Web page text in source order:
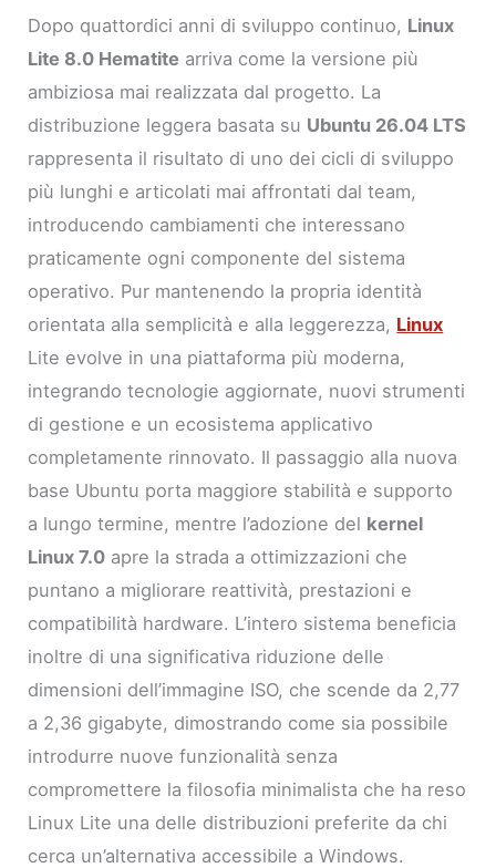
Dopo quattordici anni di sviluppo continuo, Linux
Lite 8.0 Hematite arriva come la versione più
ambiziosa mai realizzata dal progetto. La
distribuzione leggera basata su Ubuntu 26.04 LTS
rappresenta il risultato di uno dei cicli di sviluppo
più lunghi e articolati mai affrontati dal team,
introducendo cambiamenti che interessano
praticamente ogni componente del sistema
operativo. Pur mantenendo la propria identità
orientata alla semplicità e alla leggerezza, Linux
Lite evolve in una piattaforma più moderna,
integrando tecnologie aggiornate, nuovi strumenti
di gestione e un ecosistema applicativo
completamente rinnovato. Il passaggio alla nuova
base Ubuntu porta maggiore stabilità e supporto
a lungo termine, mentre l’adozione del kernel
Linux 7.0 apre la strada a ottimizzazioni che
puntano a migliorare reattività, prestazioni e
compatibilità hardware. L’intero sistema beneficia
inoltre di una significativa riduzione delle
dimensioni dell’immagine ISO, che scende da 2,77
a 2,36 gigabyte, dimostrando come sia possibile
introdurre nuove funzionalità senza
compromettere la filosofia minimalista che ha reso
Linux Lite una delle distribuzioni preferite da chi
cerca un’alternativa accessibile a Windows.